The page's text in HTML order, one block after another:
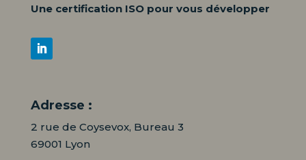
Une certification ISO pour vous développer
Adresse :
2 rue de Coysevox, Bureau 3
69001 Lyon